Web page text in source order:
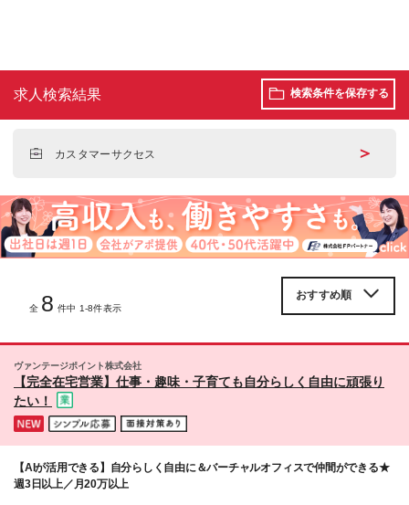
求人検索結果 検索条件を保存する
カスタマーサクセス ＞
全 8 件中 1-8件表示
ヴァンテージポイント株式会社
【完全在宅営業】仕事・趣味・子育ても自分らしく自由に頑張り
たい！
【AIが活用できる】自分らしく自由に＆バーチャルオフィスで仲間ができる★
週3日以上／月20万以上